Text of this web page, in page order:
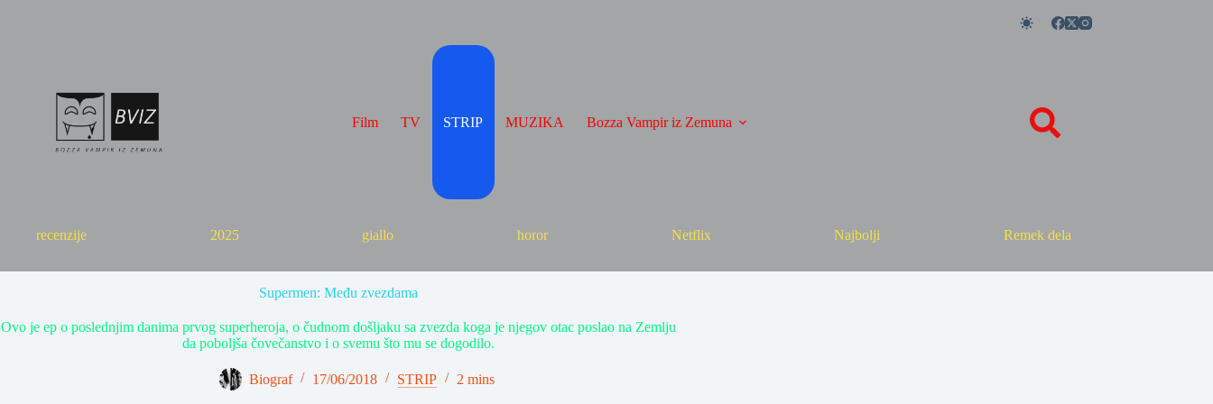
Film TV STRIP MUZIKA Bozza Vampir iz Zemuna
recenzije 2025 giallo horor Netflix Najbolji Remek dela
Supermen: Među zvezdama
Ovo je ep o poslednjim danima prvog superheroja, o čudnom došljaku sa zvezda koga je njegov otac poslao na Zemlju
da poboljša čovečanstvo i o svemu što mu se dogodilo.
Biograf 17/06/2018 STRIP 2 mins